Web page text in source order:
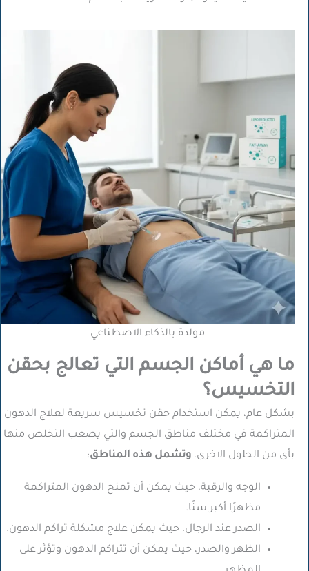
مولدة بالذكاء الاصطناعي
ما هي أماكن الجسم التي تعالج بحقن
التخسيس؟
بشكل عام، يمكن استخدام حقن تخسيس سريعة لعلاج الدهون
المتراكمة في مختلف مناطق الجسم والتي يصعب التخلص منها
بأى من الحلول الاخرى، وتشمل هذه المناطق:
الوجه والرقبة، حيث يمكن أن تمنح الدهون المتراكمة
مظهرًا أكبر سنًا.
الصدر عند الرجال، حيث يمكن علاج مشكلة تراكم الدهون.
الظهر والصدر، حيث يمكن أن تتراكم الدهون وتؤثر على